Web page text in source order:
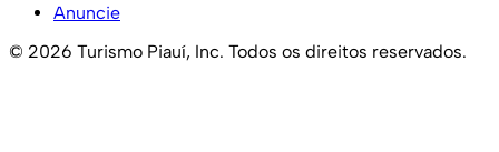
Anuncie
© 2026 Turismo Piauí, Inc. Todos os direitos reservados.